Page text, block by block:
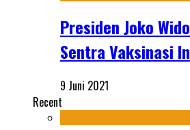
Presiden Joko
Sentra Vaksinasi
9 Juni 2021
Recent